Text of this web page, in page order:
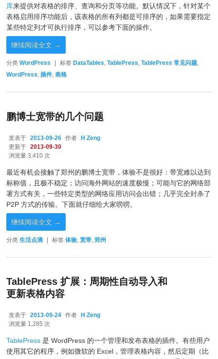
库来提供对表格的排序、查询和分页等功能。默认情况下，针对某个
表格启用排序功能后，该表格的所有列都是可排序的，如果需要指定
某些特定列才可执行排序，可以参考下面的操作。
继续阅读全文 →
分类 WordPress 标签 DataTables,TablePress,TablePress 常见问题,
WordPress,插件,表格
鹏博士宽带的几个问题
发表于 2013-09-26 作者
H Zeng
更新于
2013-09-30
浏览量 3,410 次
最近有机会接触了郑州的鹏博士宽带，体验不是很好：带宽难以达到
标称值，且极不稳定；访问海外网站的速度极慢；可能与它的网络部
署方式有关，一些特定类型的网络应用访问会出错；几乎完全封杀了
P2P 方式的传输。下面就仔细给大家唠唠。
继续阅读全文 →
分类 生活点滴 | 标签 体验,宽带,郑州
TablePress 扩展：周期性自动导入和
更新表格内容
发表于 2013-09-24 作者 H Zeng
浏览量 1,285 次
TablePress 是 WordPress 的一个管理和发布表格的插件。有些用户
使用其它的程序，例如微软的 Excel，管理表格内容，然后定期（比